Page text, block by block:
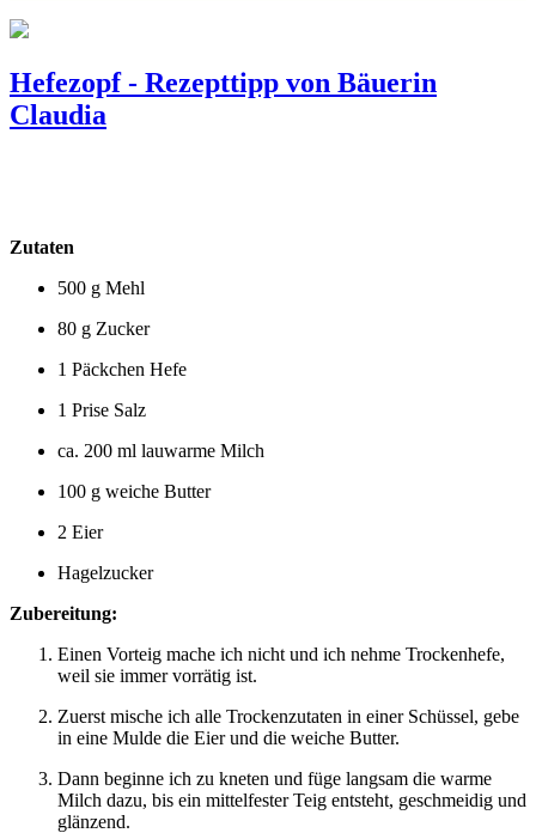
Hefezopf - Rezepttipp von Bäuerin
Claudia
Zutaten
500 g Mehl
80 g Zucker
1 Päckchen Hefe
1 Prise Salz
ca. 200 ml lauwarme Milch
100 g weiche Butter
2 Eier
Hagelzucker
Zubereitung:
Einen Vorteig mache ich nicht und ich nehme Trockenhefe,
weil sie immer vorrätig ist.
Zuerst mische ich alle Trockenzutaten in einer Schüssel, gebe
in eine Mulde die Eier und die weiche Butter.
Dann beginne ich zu kneten und füge langsam die warme
Milch dazu, bis ein mittelfester Teig entsteht, geschmeidig und
glänzend.